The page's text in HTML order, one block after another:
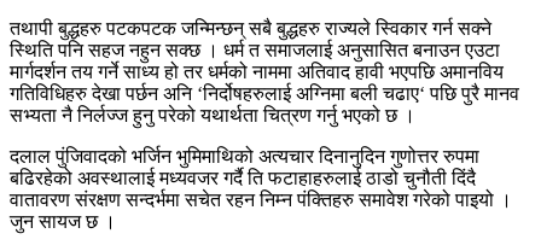
तथापी बुद्धहरु पटकपटक जन्मिन्छन् सबै बुद्धहरु राज्यले स्विकार गर्न सक्ने
स्थिति पनि सहज नहुन सक्छ । धर्म त समाजलाई अनुसासित बनाउन एउटा
मार्गदर्शन तय गर्ने साध्य हो तर धर्मको नाममा अतिवाद हावी भएपछि अमानविय
गतिविधिहरु देखा पर्छन अनि ‘निर्दोषहरुलाई अग्निमा बली चढाए‘ पछि पुरै मानव
सभ्यता नै निर्लज्ज हुनु परेको यथार्थता चित्रण गर्नु भएको छ ।
दलाल पुंजिवादको भर्जिन भुमिमाथिको अत्यचार दिनानुदिन गुणोत्तर रुपमा
बढिरहेको अवस्थालाई मध्यवजर गर्दै ति फटाहाहरुलाई ठाडो चुनौती दिंदै
वातावरण संरक्षण सन्दर्भमा सचेत रहन निम्न पंक्तिहरु समावेश गरेको पाइयो ।
जुन सायज छ ।